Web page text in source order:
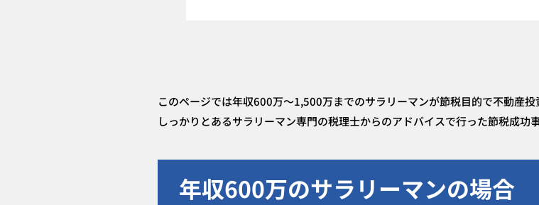
このページでは年収600万～1,500万までのサラリーマンが節税目的で不動産
しっかりとあるサラリーマン専門の税理士からのアドバイスで行った節税成功事
年収600万のサラリーマンの場合